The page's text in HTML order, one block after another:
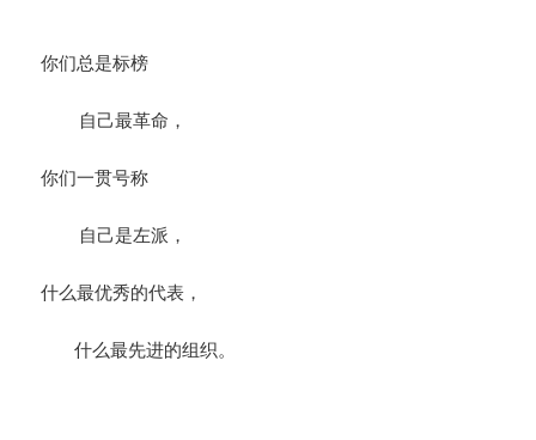
你们总是标榜
自己最革命，
你们一贯号称
自己是左派，
什么最优秀的代表，
什么最先进的组织。